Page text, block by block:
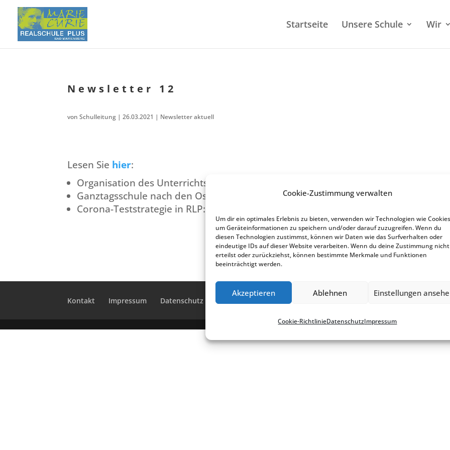
Cookie-Zustimmung verwalten
Um dir ein optimales Erlebnis zu bieten, verwenden wir Technologien wie
um Geräteinformationen zu speichern und/oder darauf zuzugreifen. Wenn du
diesen Technologien zustimmst, können wir Daten wie das Surfverhalten oder
eindeutige IDs auf dieser Website verarbeiten. Wenn du deine Zustimmung nicht
erteilst oder zurückziehst, können bestimmte Merkmale und Funktionen
beeinträchtigt werden.
Akzeptieren Ablehnen Einstellungen
Cookie-Richt­li­nieDaten­schutzImpres­sum
Start­sei­te Unsere Schule Wir
Newslet­ter 12
vonSchulleitung |26.03.2021 | Newsletter aktuell
Lesen Sie hier:
Organi­sa­ti­on des Unter­richts nach den Osterferien
Ganztags­schu­le nach den Osterferien
Corona-Teststra­te­gie in RLP: Freiwil­li­ge Selbst­tests in Schulen
Kontakt Impres­sum Daten­schutz Cookie-Richt­­li­­nie